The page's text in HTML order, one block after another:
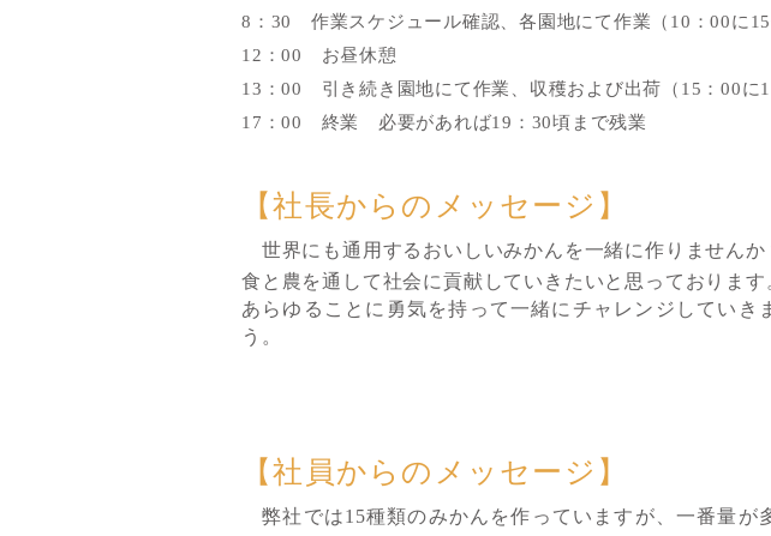
8：30 作業スケジュール確認、各園地にて作業（10：00に15
12：00 お昼休憩
13：00 引き続き園地にて作業、収穫および出荷（15：00に
17：00 終業 必要があれば19：30頃まで残業
【社長からのメッセージ】
世界にも通用するおいしいみかんを一緒に作りませんか
食と農を通して社会に貢献していきたいと思っております
あらゆることに勇気を持って一緒にチャレンジしていき
う。
【社員からのメッセージ】
弊社では15種類のみかんを作っていますが、一番量が